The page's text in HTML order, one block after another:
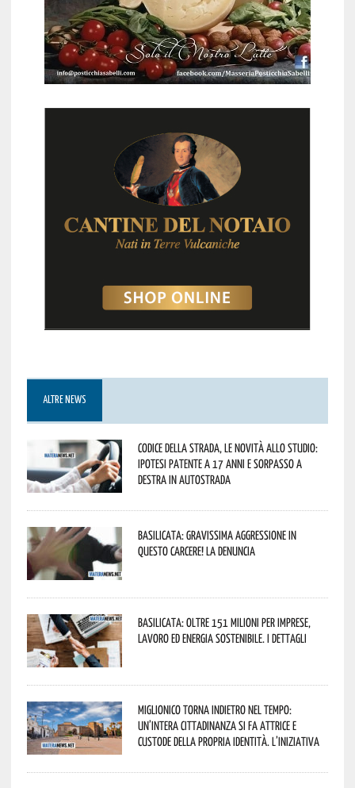
ALTRE NEWS
Codice della strada, le novità allo studio:
ipotesi patente a 17 anni e sorpasso a
destra in autostrada
Basilicata: gravissima aggressione in
questo Carcere! La denuncia
Basilicata: oltre 151 milioni per imprese,
lavoro ed energia sostenibile. I dettagli
Miglionico torna indietro nel tempo:
un’intera cittadinanza si fa attrice e
custode della propria identità. L’iniziativa